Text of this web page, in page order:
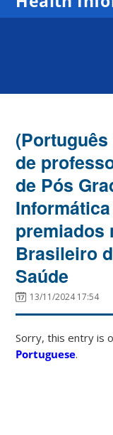
de
de Pós
premiados
Brasileiro
Saúde
13/11/2024 17:54
Sorry, this entry is
Portuguese.